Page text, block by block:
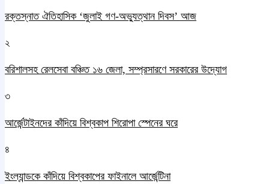
রক্তস্নাত ঐতিহাসিক ‌‘জুলাই গণ-অভ্যুত্থান দিবস’ আজ
২
বরিশালসহ রেলসেবা বঞ্চিত ১৬ জেলা, সম্প্রসারণে সরকারের উদ্যোগ
৩
আর্জেন্টাইনদের কাঁদিয়ে বিশ্বকাপ শিরোপা স্পেনের ঘরে
৪
ইংল্যান্ডকে কাঁদিয়ে বিশ্বকাপের ফাইনালে আর্জেন্টিনা